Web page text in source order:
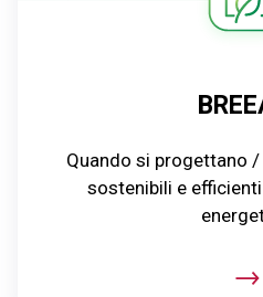
Quando si progettano
sostenibili e